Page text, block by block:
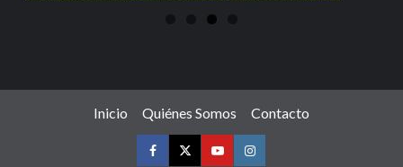
Inicio Quiénes Somos Contacto